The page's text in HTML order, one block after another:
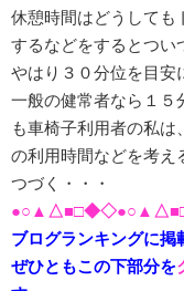
休憩時間はどうしても
するなどをするとつい
やはり３０分位を目安
一般の健常者なら１５
も車椅子利用者の私
の利用時間などを考え
つづく・・・
ブログランキングに掲
ぜひともこの下部分を